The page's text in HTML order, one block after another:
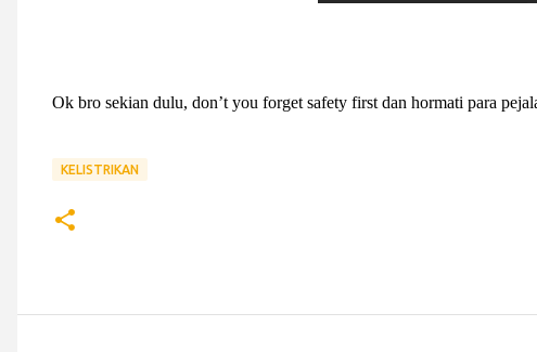
Ok bro sekian dulu, don’t you forget safety first dan hormati para
KELISTRIKAN